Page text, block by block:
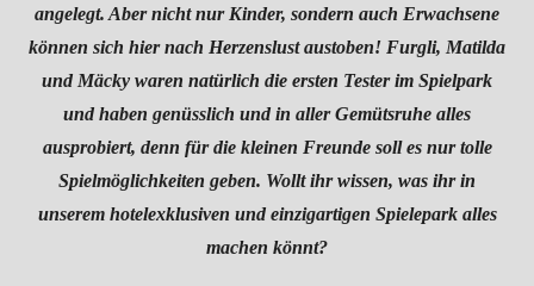
angelegt. Aber nicht nur Kinder, sondern auch Erwachsene
können sich hier nach Herzenslust austoben! Furgli, Matilda
und Mäcky waren natürlich die ersten Tester im Spielpark
und haben genüsslich und in aller Gemütsruhe alles
ausprobiert, denn für die kleinen Freunde soll es nur tolle
Spielmöglichkeiten geben. Wollt ihr wissen, was ihr in
unserem hotelexklusiven und einzigartigen Spielepark alles
machen könnt?